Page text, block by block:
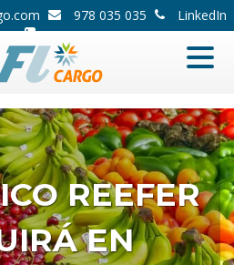
978 035 035 LinkedIn
REEFER
EN